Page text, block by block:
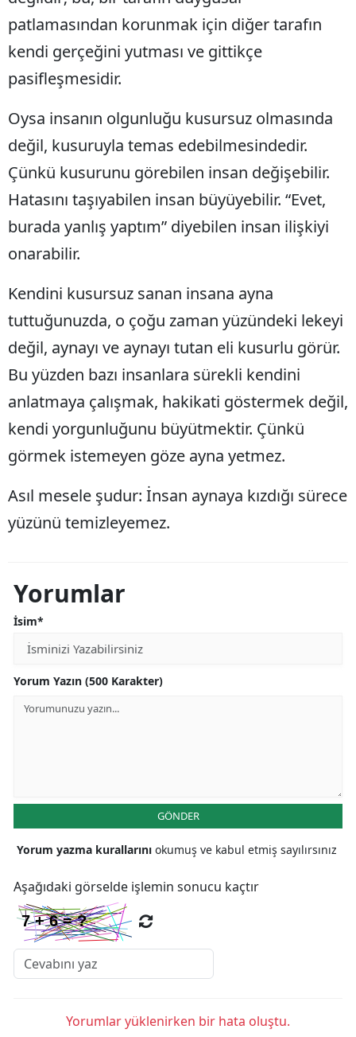
patlamasından korunmak için diğer tarafın
kendi gerçeğini yutması ve gittikçe
pasifleşmesidir.
Oysa insanın olgunluğu kusursuz olmasında
değil, kusuruyla temas edebilmesindedir.
Çünkü kusurunu görebilen insan değişebilir.
Hatasını taşıyabilen insan büyüyebilir. “Evet,
burada yanlış yaptım” diyebilen insan ilişkiyi
onarabilir.
Kendini kusursuz sanan insana ayna
tuttuğunuzda, o çoğu zaman yüzündeki lekeyi
değil, aynayı ve aynayı tutan eli kusurlu görür.
Bu yüzden bazı insanlara sürekli kendini
anlatmaya çalışmak, hakikati göstermek değil,
kendi yorgunluğunu büyütmektir. Çünkü
görmek istemeyen göze ayna yetmez.
Asıl mesele şudur: İnsan aynaya kızdığı sürece
yüzünü temizleyemez.
Yorumlar
İsim*
Yorum Yazın (500 Karakter)
GÖNDER
Yorum yazma kurallarını okumuş ve kabul etmiş sayılırsınız
Aşağıdaki görselde işlemin sonucu kaçtır
Yorumlar yüklenirken bir hata oluştu.